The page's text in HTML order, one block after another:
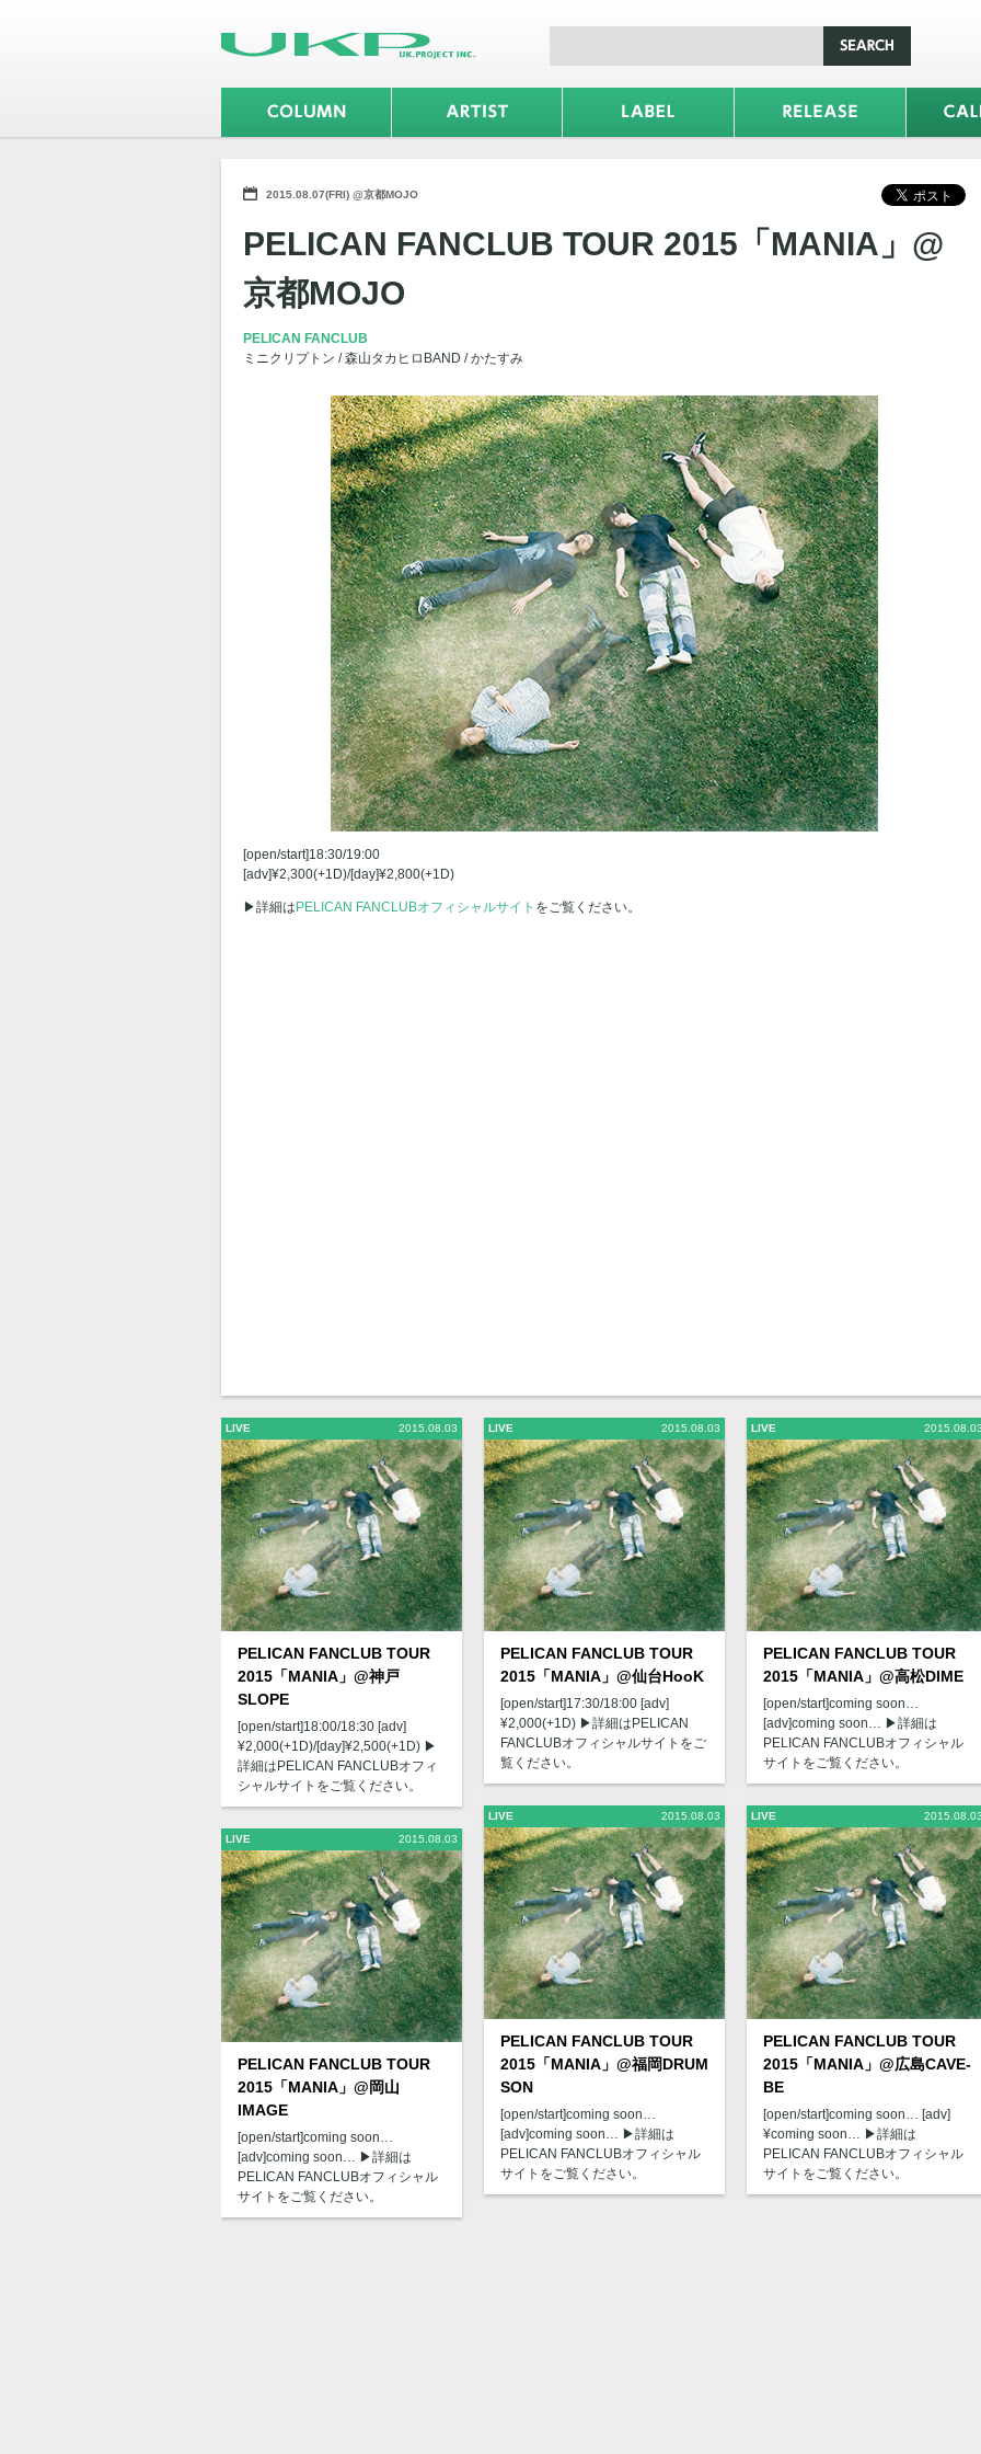
2015.08.07(FRI) @京都MOJO
PELICAN FANCLUB TOUR 2015「MANIA」@
京都MOJO
PELICAN FANCLUB
ミニクリプトン / 森山タカヒロBAND / かたすみ
[open/start]18:30/19:00
[adv]¥2,300(+1D)/[day]¥2,800(+1D)
▶︎詳細は PELICAN FANCLUBオフィシャルサイト をご覧ください。
LIVE 2015.08.03
PELICAN FANCLUB TOUR
2015「MANIA」@神戸
SLOPE
[open/start]18:00/18:30 [adv]
¥2,000(+1D)/[day]¥2,500(+1D) ▶︎
詳細はPELICAN FANCLUBオフィ
シャルサイトをご覧ください。
LIVE 2015.08.03
PELICAN FANCLUB TOUR
2015「MANIA」@岡山
IMAGE
[open/start]coming soon…
[adv]coming soon… ▶︎詳細は
PELICAN FANCLUBオフィシャル
サイトをご覧ください。
LIVE 2015.08.03
PELICAN FANCLUB TOUR
2015「MANIA」@仙台HooK
[open/start]17:30/18:00 [adv]
¥2,000(+1D) ▶︎詳細はPELICAN
FANCLUBオフィシャルサイトをご
覧ください。
LIVE 2015.08.03
PELICAN FANCLUB TOUR
2015「MANIA」@福岡DRUM
SON
[open/start]coming soon…
[adv]coming soon… ▶︎詳細は
PELICAN FANCLUBオフィシャル
サイトをご覧ください。
LIVE
PELICAN FANCLUB TOUR
2015「MANIA」@高松DIME
[open/start]coming soon…
[adv]coming soon… ▶︎詳細は
PELICAN FANCLUBオフィシャル
サイトをご覧ください。
LIVE
PELICAN FANCLUB TOUR
2015「MANIA」@広島CAVE-
BE
[open/start]coming soon… [adv]
¥coming soon… ▶︎詳細は
PELICAN FANCLUBオフィシャル
サイトをご覧ください。